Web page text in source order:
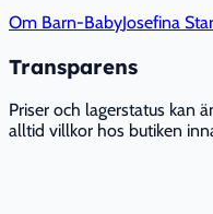
Om Barn-BabyJosefina
Transparens
Priser och lagerstatus kan
alltid villkor hos butiken